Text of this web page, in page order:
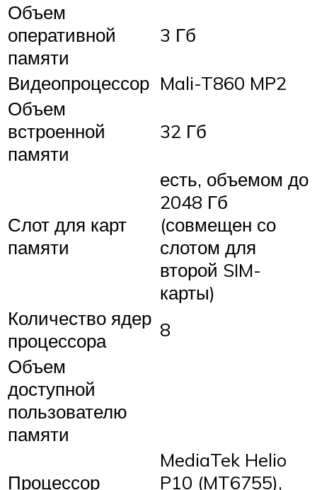
Объем
оперативной
памяти
3 Гб
Видеопроцессор Mali-T860 MP2
Объем
встроенной
памяти
32 Гб
Слот для карт
памяти
есть, объемом до
2048 Гб
(совмещен со
слотом для
второй SIM-
карты)
Количество ядер
процессора
8
Объем
доступной
пользователю
памяти
Процессор
MediaTek Helio
P10 (MT6755),